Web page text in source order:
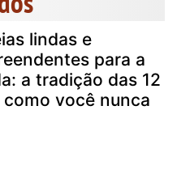
lindas e
para a
a tradição das 12
como você nunca